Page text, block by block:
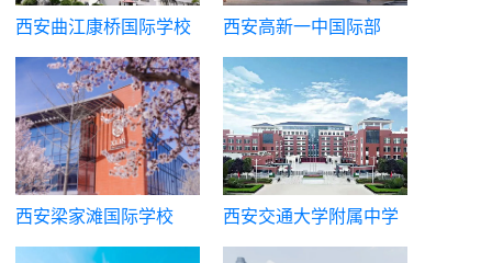
西安曲江康桥国际学校
西安高新一中国际部
（西安高新第一中学国
际课程班）
西安梁家滩国际学校
西安交通大学附属中学
国际课程中心